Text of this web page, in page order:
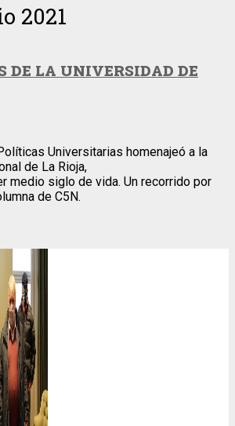
2021
DE LA UNIVERSIDAD DE
Universitarias homenajeó a la
de La Rioja,
medio siglo de vida. Un recorrido por
de C5N.